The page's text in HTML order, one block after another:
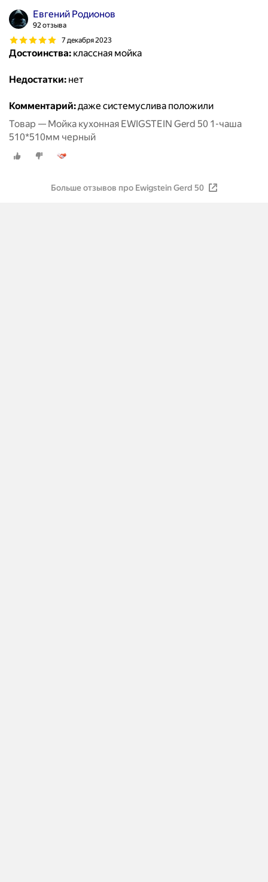
Евгений Родионов
92 отзыва
7 декабря 2023
Достоинства: классная мойка
Недостатки: нет
Комментарий:даже системуслива положили
Товар — Мойка кухонная EWIGSTEIN Gerd 50 1-чаша
510*510мм черный
Больше отзывов про Ewigstein Gerd 50